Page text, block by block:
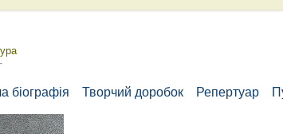
біографія Творчий доробок Репертуар